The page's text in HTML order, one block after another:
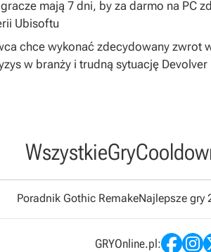
mają 7 dni, by za darmo na PC
Ubisoftu
chce wykonać zdecydowany zwrot
w branży i trudną sytuację Devolver
WszystkieGry
Poradnik Gothic RemakeNajlepsze gry
GRYOnline.pl: